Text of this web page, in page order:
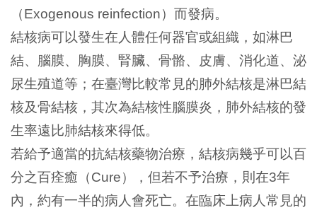
（Exogenous reinfection）而發病。
結核病可以發生在人體任何器官或組織，如淋巴
結、腦膜、胸膜、腎臟、骨骼、皮膚、消化道、泌
尿生殖道等；在臺灣比較常見的肺外結核是淋巴結
核及骨結核，其次為結核性腦膜炎，肺外結核的發
生率遠比肺結核來得低。
若給予適當的抗結核藥物治療，結核病幾乎可以百
分之百痊癒（Cure），但若不予治療，則在3年
內，約有一半的病人會死亡。在臨床上病人常見的